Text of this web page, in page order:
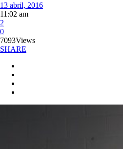
13 abril, 2016
11:02 am
2
0
7093Views
SHARE